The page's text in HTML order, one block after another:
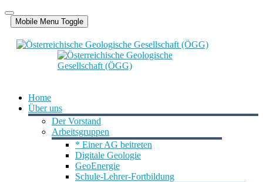
Mobile Menu Toggle
Home
Über uns
Der Vorstand
Arbeitsgruppen
* Einer AG beitreten
Digitale Geologie
GeoEnergie
Schule-Lehrer-Fortbildung